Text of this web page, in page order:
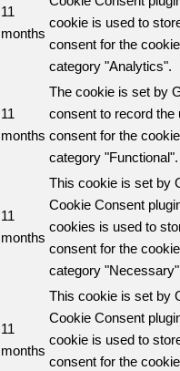
11
months
cookie is used to
consent for the
category "Analytics".
11
months
The cookie is set by
consent to record the
consent for the
category "Functional".
11
months
This cookie is set by
Cookie Consent
cookies is used to
consent for the
category
11
months
This cookie is set by
Cookie Consent
cookie is used to
consent for the